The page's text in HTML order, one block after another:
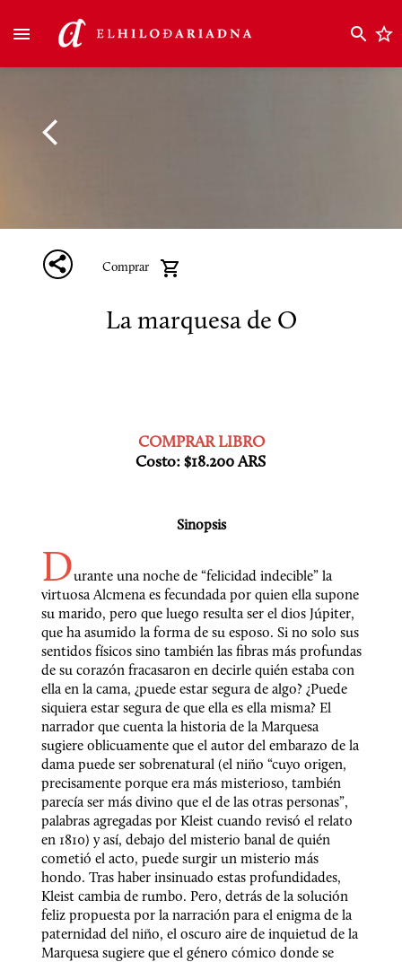
Comprar
La marquesa de O
COMPRAR LIBRO
Costo: $18.200 ARS
Sinopsis
Durante una noche de “felicidad indecible” la
virtuosa Alcmena es fecundada por quien ella supone
su marido, pero que luego resulta ser el dios Júpiter,
que ha asumido la forma de su esposo. Si no solo sus
sentidos físicos sino también las fibras más profundas
de su corazón fracasaron en decirle quién estaba con
ella en la cama, ¿puede estar segura de algo? ¿Puede
siquiera estar segura de que ella es ella misma? El
narrador que cuenta la historia de la Marquesa
sugiere oblicuamente que el autor del embarazo de la
dama puede ser sobrenatural (el niño “cuyo origen,
precisamente porque era más misterioso, también
parecía ser más divino que el de las otras personas”,
palabras agregadas por Kleist cuando revisó el relato
en 1810) y así, debajo del misterio banal de quién
cometió el acto, puede surgir un misterio más
hondo. Tras haber insinuado estas profundidades,
Kleist cambia de rumbo. Pero, detrás de la solución
feliz propuesta por la narración para el enigma de la
paternidad del niño, el oscuro aire de inquietud de la
Marquesa sugiere que el género cómico donde se